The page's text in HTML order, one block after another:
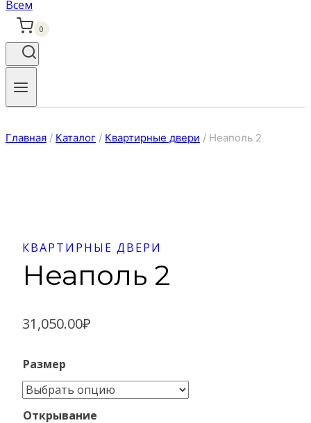
0
Главная / Каталог / Квартирные двери / Неаполь 2
КВАРТИРНЫЕ ДВЕРИ
Неаполь 2
31,050.00₽
Размер
Открывание